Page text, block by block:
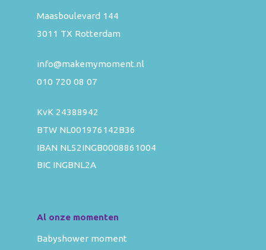
Maasboulevard 144
3011 TX Rotterdam
info@makemymoment.nl
010 720 08 07
KvK 24388942
BTW NL001976142B36
IBAN NL52INGB0008861004
BIC INGBNL2A
Al onze momenten
Babyshower moment